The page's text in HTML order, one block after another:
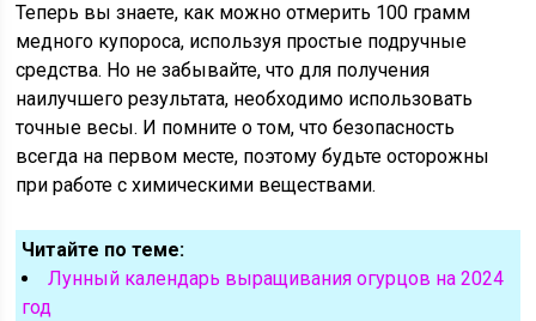
Теперь вы знаете, как можно отмерить 100 грамм
медного купороса, используя простые подручные
средства. Но не забывайте, что для получения
наилучшего результата, необходимо использовать
точные весы. И помните о том, что безопасность
всегда на первом месте, поэтому будьте осторожны
при работе с химическими веществами.
Читайте по теме:
Лунный календарь выращивания огурцов на 2024
год